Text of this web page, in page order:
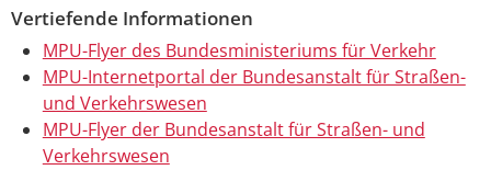
Vertiefende Informationen
MPU-Flyer des Bundesministeriums für Verkehr
MPU-Internetportal der Bundesanstalt für Straßen-
und Verkehrswesen
MPU-Flyer der Bundesanstalt für Straßen- und
Verkehrswesen